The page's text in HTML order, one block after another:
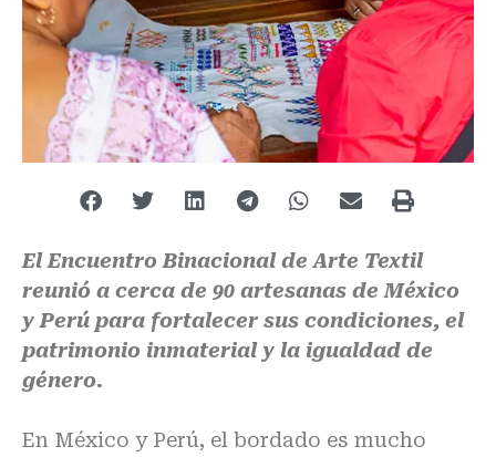
El Encuentro Binacional de Arte Textil
reunió a cerca de 90 artesanas de México
y Perú para fortalecer sus condiciones, el
patrimonio inmaterial y la igualdad de
género.
En México y Perú, el bordado es mucho